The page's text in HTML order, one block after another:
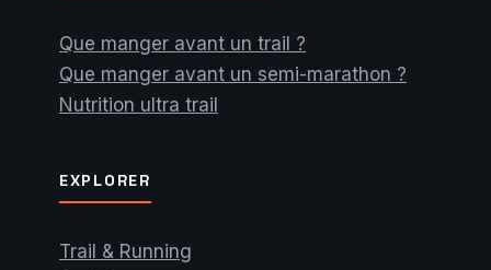
Que manger avant un trail ?
Que manger avant un semi-marathon ?
Nutrition ultra trail
EXPLORER
Trail & Running